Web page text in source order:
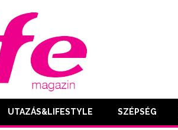
UTAZÁS&LIFESTYLE SZÉPSÉG